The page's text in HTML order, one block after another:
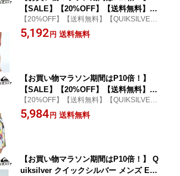
【SALE】【20%OFF】【送料無料】Qu
iksilver クイックシルバー メンズ EVER
YDAY DELUXE VOLLEY 15 ジャムショ
【20%OFF】【送料無料】【QUIKSILVER
クイックシルバー 公式通販】
5,192 円 送料無料
【お買い物マラソン期間はP10倍！】
【SALE】【20%OFF】【送料無料】Qu
iksilver クイックシルバー メンズ ORIG
INAL ARCH VOLLEY 17 ジャムショー
【20%OFF】【送料無料】【QUIKSILVER
クイックシルバー 公式通販】
5,984 円 送料無料
【お買い物マラソン期間はP10倍！】 Q
uiksilver クイックシルバー メンズ EVE